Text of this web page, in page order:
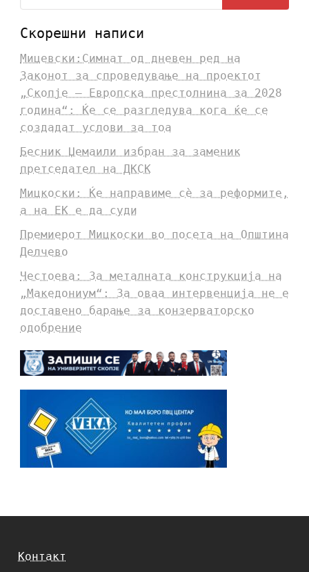
Скорешни написи
Мицевски:Симнат од дневен ред на
Законот за спроведување на проектот
„Скопје – Европска престолнина за 2028
година“: Ќе се разгледува кога ќе се
создадат услови за тоа
Бесник Џемаили избран за заменик
претседател на ДКСК
Мицкоски: Ќе направиме сè за реформите,
а на ЕК е да суди
Премиерот Мицкоски во посета на Општина
Делчево
Честоева: За металната конструкција на
„Македониум“: За оваа интервенција не е
доставено барање за конзерваторско
одобрение
Контакт